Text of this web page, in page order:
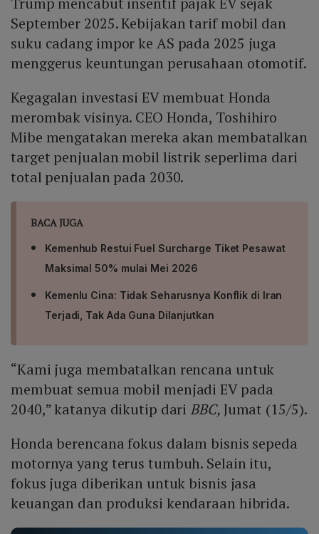
September 2025. Kebijakan tarif mobil dan
suku cadang impor ke AS pada 2025 juga
menggerus keuntungan perusahaan otomotif.
Kegagalan investasi EV membuat Honda
merombak visinya. CEO Honda, Toshihiro
Mibe mengatakan mereka akan membatalkan
target penjualan mobil listrik seperlima dari
total penjualan pada 2030.
BACA JUGA
Kemenhub Restui Fuel Surcharge Tiket Pesawat
Maksimal 50% mulai Mei 2026
Kemenlu Cina: Tidak Seharusnya Konflik di Iran
Terjadi, Tak Ada Guna Dilanjutkan
“Kami juga membatalkan rencana untuk
membuat semua mobil menjadi EV pada
2040,” katanya dikutip dari BBC,Jumat (15/5).
Honda berencana fokus dalam bisnis sepeda
motornya yang terus tumbuh. Selain itu,
fokus juga diberikan untuk bisnis jasa
keuangan dan produksi kendaraan hibrida.